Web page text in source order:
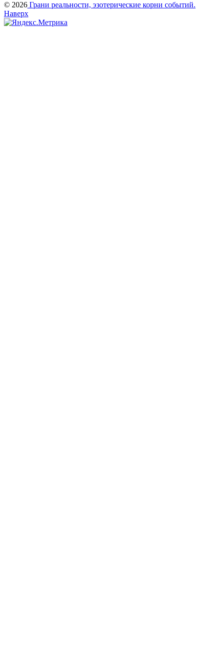
© 2026 Грани реальности, эзотерические корни событий.
Наверх